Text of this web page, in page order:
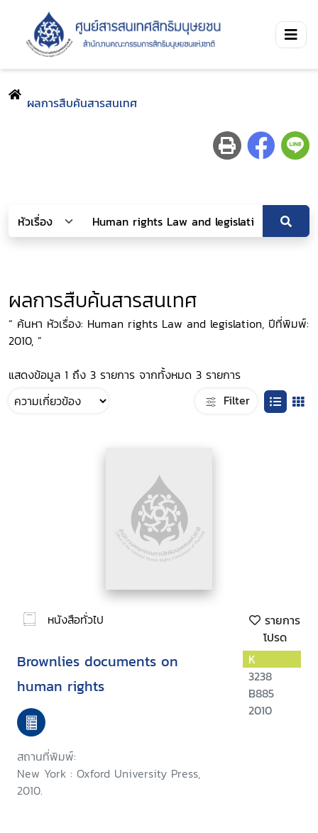
ผลการสืบค้นสารสนเทศ
ผลการสืบค้นสารสนเทศ
“ ค้นหา หัวเรื่อง: Human rights Law and legislation, ปีที่พิมพ์:
2010, ”
แสดงข้อมูล 1 ถึง 3 รายการ จากทั้งหมด 3 รายการ
Filter
หนังสือทั่วไป
รายการ
โปรด
Brownlies documents on
human rights
สถานที่พิมพ์:
New York : Oxford University Press,
2010.
K
3238
B885
2010